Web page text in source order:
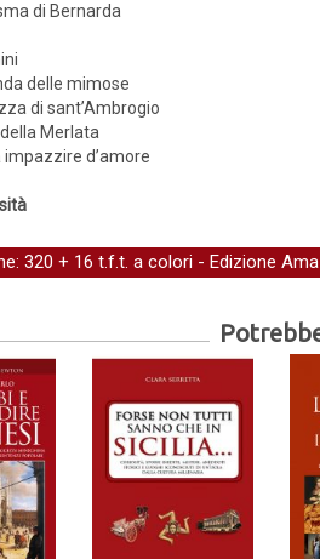
di Bernarda
delle mimose
di sant’Ambrogio
Merlata
impazzire d’amore
320 + 16 t.f.t. a colori - Edizione